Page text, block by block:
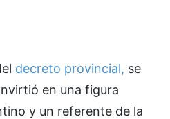
decreto provincial, se
en una figura
y un referente de la